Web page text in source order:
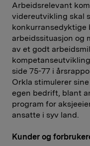
Arbeidsrelevant
videreutvikling skal
konkurransedyktige
arbeidssituasjon og
av et godt
side 75-77 i
Orkla stimulerer
egen bedrift, blant
program for
ansatte i syv land.
Kunder og